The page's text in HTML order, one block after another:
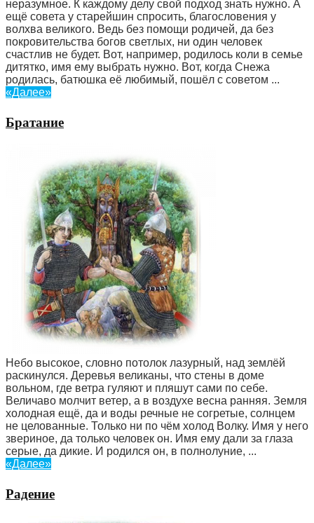
неразумное. К каждому делу свой подход знать нужно. А
ещё совета у старейшин спросить, благословения у
волхва великого. Ведь без помощи родичей, да без
покровительства богов светлых, ни один человек
счастлив не будет. Вот, например, родилось коли в семье
дитятко, имя ему выбрать нужно. Вот, когда Снежа
родилась, батюшка её любимый, пошёл с советом ...
«Далее»
Братание
Небо высокое, словно потолок лазурный, над землёй
раскинулся. Деревья великаны, что стены в доме
вольном, где ветра гуляют и пляшут сами по себе.
Величаво молчит ветер, а в воздухе весна ранняя. Земля
холодная ещё, да и воды речные не согретые, солнцем
не целованные. Только ни по чём холод Волку. Имя у него
звериное, да только человек он. Имя ему дали за глаза
серые, да дикие. И родился он, в полнолуние, ...
«Далее»
Радение